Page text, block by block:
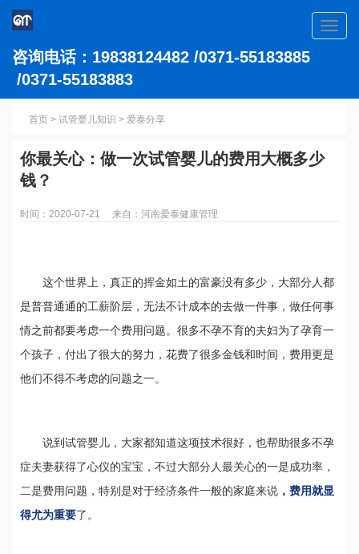
咨询电话：19838124482 /0371-55183885
/0371-55183883
首页 > 试管婴儿知识 > 爱泰分享
你最关心：做一次试管婴儿的费用大概多少
钱？
时间：2020-07-21 来自：河南爱泰健康管理
这个世界上，真正的挥金如土的富豪没有多少，大部分人都
是普普通通的工薪阶层，无法不计成本的去做一件事，做任何事
情之前都要考虑一个费用问题。很多不孕不育的夫妇为了孕育一
个孩子，付出了很大的努力，花费了很多金钱和时间，费用更是
他们不得不考虑的问题之一。
说到试管婴儿，大家都知道这项技术很好，也帮助很多不孕
症夫妻获得了心仪的宝宝，不过大部分人最关心的一是成功率，
二是费用问题，特别是对于经济条件一般的家庭来说 ，费用就显
得尤为重要了。